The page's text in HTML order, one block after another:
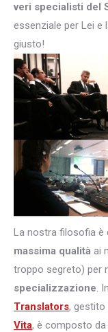
veri specialisti del
essenziale per Lei e
giusto!
La nostra filosofia è
massima qualità ai
troppo segreto) per
specializzazione.
Translators, gestito
Vita, è composto da